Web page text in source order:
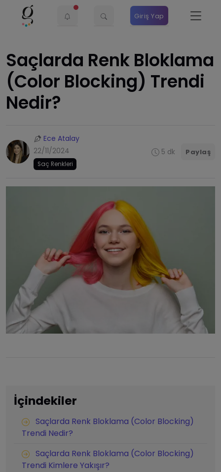
Giriş Yap
Saçlarda Renk Bloklama
(Color Blocking) Trendi
Nedir?
Ece Atalay
22/11/2024
Saç Renkleri
5 dk Paylaş
İçindekiler
Saçlarda Renk Bloklama (Color Blocking)
Trendi Nedir?
Saçlarda Renk Bloklama (Color Blocking)
Trendi Kimlere Yakışır?